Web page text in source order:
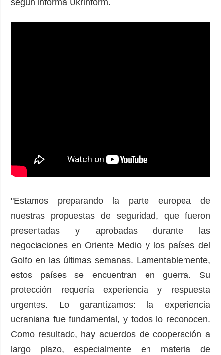
según informa Ukrinform.
"Estamos preparando la parte europea de
nuestras propuestas de seguridad, que fueron
presentadas y aprobadas durante las
negociaciones en Oriente Medio y los países del
Golfo en las últimas semanas. Lamentablemente,
estos países se encuentran en guerra. Su
protección requería experiencia y respuesta
urgentes. Lo garantizamos: la experiencia
ucraniana fue fundamental, y todos lo reconocen.
Como resultado, hay acuerdos de cooperación a
largo plazo, especialmente en materia de